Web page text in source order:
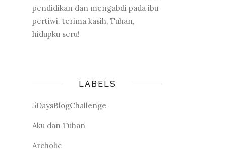
pendidikan dan mengabdi pada ibu
pertiwi. terima kasih, Tuhan,
hidupku seru!
LABELS
5DaysBlogChallenge
Aku dan Tuhan
Archolic